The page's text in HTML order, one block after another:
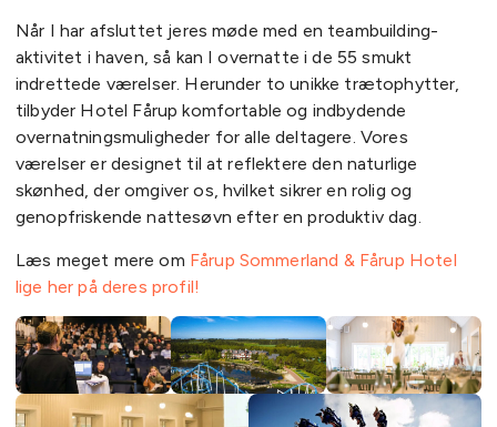
Når I har afsluttet jeres møde med en teambuilding-
aktivitet i haven, så kan I overnatte i de 55 smukt
indrettede værelser. Herunder to unikke trætophytter,
tilbyder Hotel Fårup komfortable og indbydende
overnatningsmuligheder for alle deltagere. Vores
værelser er designet til at reflektere den naturlige
skønhed, der omgiver os, hvilket sikrer en rolig og
genopfriskende nattesøvn efter en produktiv dag.
Læs meget mere om Fårup Sommerland & Fårup Hotel
lige her på deres profil!